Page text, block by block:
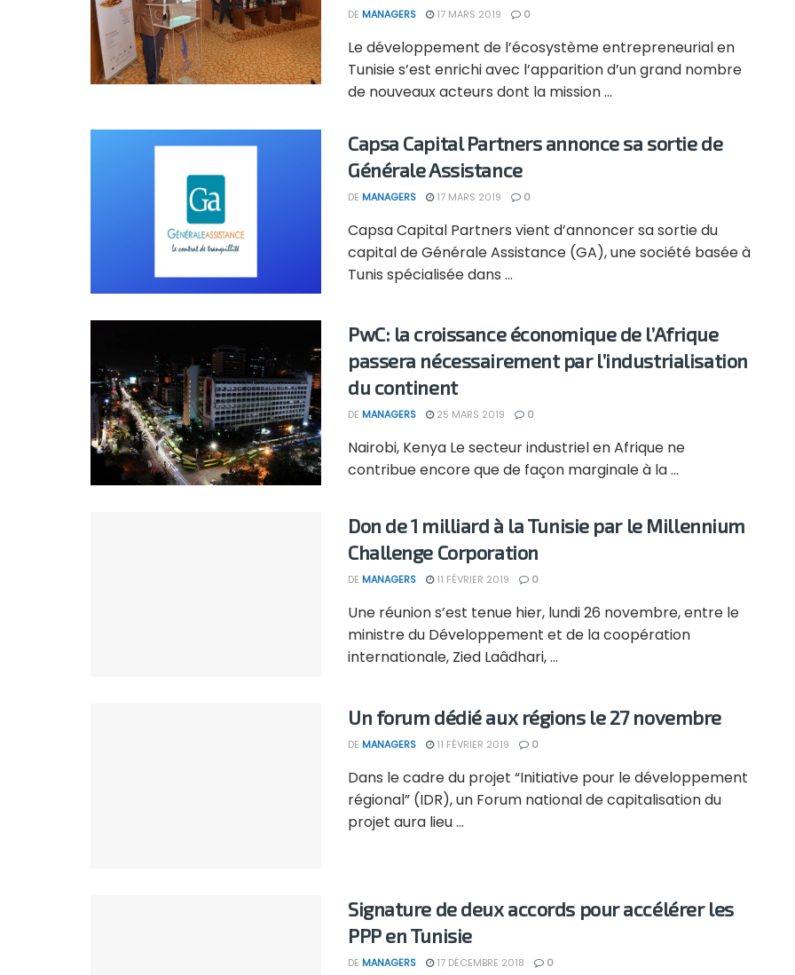
DE MANAGERS 17 MARS 2019 0
Le développement de l’écosystème entrepreneurial en
Tunisie s’est enrichi avec l’apparition d’un grand nombre
de nouveaux acteurs dont la mission ...
Capsa Capital Partners annonce sa sortie de
Générale Assistance
DE MANAGERS 17 MARS 2019 0
Capsa Capital Partners vient d’annoncer sa sortie du
capital de Générale Assistance (GA), une société basée à
Tunis spécialisée dans ...
PwC: la croissance économique de l’Afrique
passera nécessairement par l’industrialisation
du continent
DE MANAGERS 25 MARS 2019 0
Nairobi, Kenya Le secteur industriel en Afrique ne
contribue encore que de façon marginale à la ...
Don de 1 milliard à la Tunisie par le Millennium
Challenge Corporation
DE MANAGERS 11 FÉVRIER 2019 0
Une réunion s’est tenue hier, lundi 26 novembre, entre le
ministre du Développement et de la coopération
internationale, Zied Laâdhari, ...
Un forum dédié aux régions le 27 novembre
DE MANAGERS 11 FÉVRIER 2019 0
Dans le cadre du projet “Initiative pour le développement
régional” (IDR), un Forum national de capitalisation du
projet aura lieu ...
Signature de deux accords pour accélérer les
PPP en Tunisie
DE MANAGERS 17 DÉCEMBRE 2018 0